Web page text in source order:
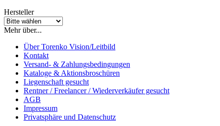
Hersteller
Mehr über...
Über Torenko Vision/Leitbild
Kontakt
Versand- & Zahlungsbedingungen
Kataloge & Aktionsbroschüren
Liegenschaft gesucht
Rentner / Freelancer / Wiederverkäufer gesucht
AGB
Impressum
Privatsphäre und Datenschutz